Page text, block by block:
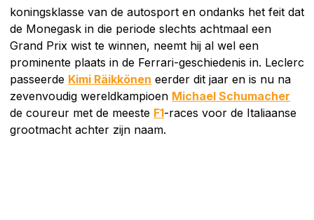
koningsklasse van de autosport en ondanks het feit dat
de Monegask in die periode slechts achtmaal een
Grand Prix wist te winnen, neemt hij al wel een
prominente plaats in de Ferrari-geschiedenis in. Leclerc
passeerde Kimi Räikkönen eerder dit jaar en is nu na
zevenvoudig wereldkampioen Michael Schumacher
de coureur met de meeste F1-races voor de Italiaanse
grootmacht achter zijn naam.